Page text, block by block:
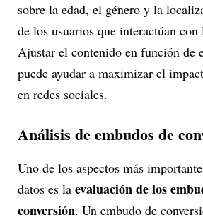
sobre la edad, el género y la
de los usuarios que interactúan
Ajustar el contenido en función de
puede ayudar a maximizar el
en redes sociales.
Análisis de embudos de
Uno de los aspectos más
datos es la evaluación de los
conversión. Un embudo de